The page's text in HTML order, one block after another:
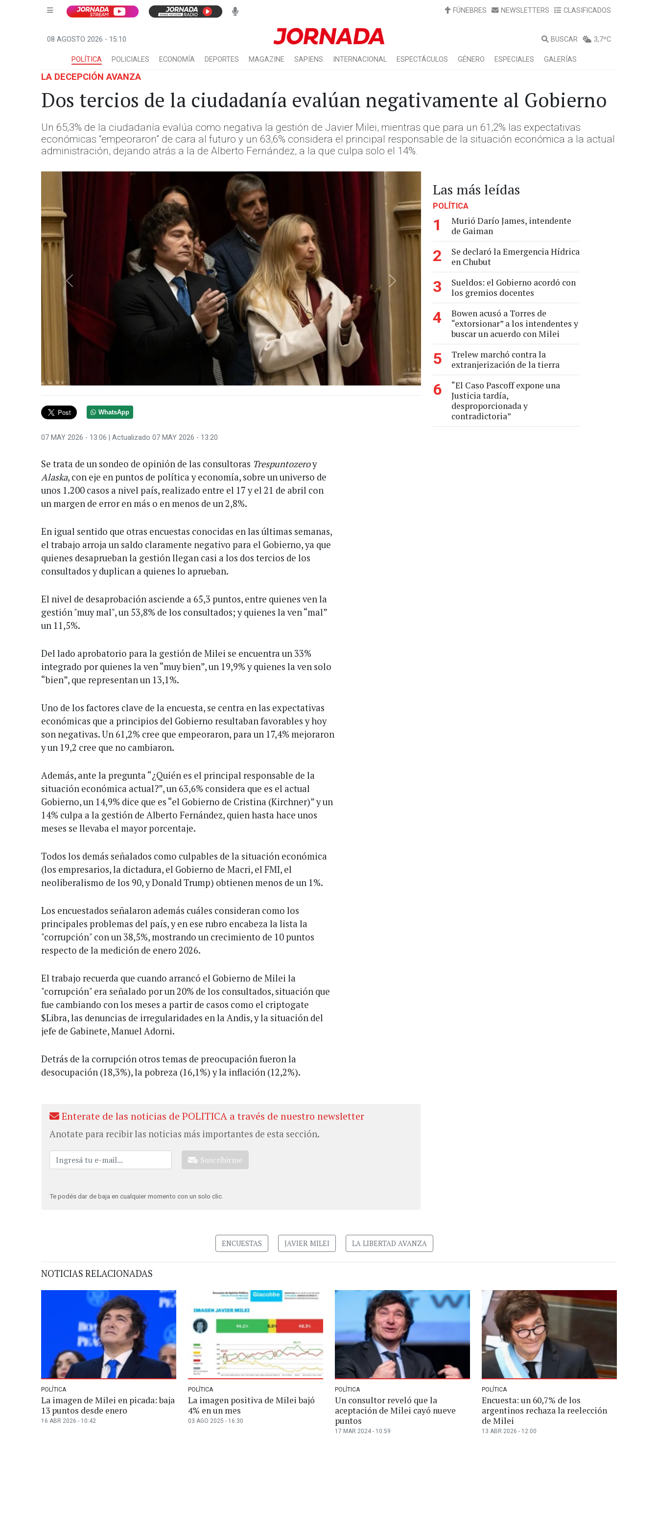
FÚNEBRES NEWSLETTERS CLASIFICADOS
08 AGOSTO 2026 - 15:10 BUSCAR 3,7ºC
POLÍTICA POLICIALES ECONOMÍA DEPORTES MAGAZINE SAPIENS INTERNACIONAL ESPECTÁCULOS GÉNERO ESPECIALES GALERÍAS
LA DECEPCIÓN AVANZA
Dos tercios de la ciudadanía evalúan negativamente al Gobierno
Un 65,3% de la ciudadanía evalúa como negativa la gestión de Javier Milei, mientras que para un 61,2% las expectativas
económicas “empeoraron” de cara al futuro y un 63,6% considera el principal responsable de la situación económica a la actual
administración, dejando atrás a la de Alberto Fernández, a la que culpa solo el 14%.
Anterior Siguiente
WhatsApp
07 MAY 2026 - 13:06 | Actualizado 07 MAY 2026 - 13:20
Se trata de un sondeo de opinión de las consultoras Trespuntozeroy
Alaska, con eje en puntos de política y economía, sobre un universo de
unos 1.200 casos a nivel país, realizado entre el 17 y el 21 de abril con
un margen de error en más o en menos de un 2,8%.
En igual sentido que otras encuestas conocidas en las últimas semanas,
el trabajo arroja un saldo claramente negativo para el Gobierno, ya que
quienes desaprueban la gestión llegan casi a los dos tercios de los
consultados y duplican a quienes lo aprueban.
El nivel de desaprobación asciende a 65,3 puntos, entre quienes ven la
gestión "muy mal", un 53,8% de los consultados; y quienes la ven “mal”
un 11,5%.
Del lado aprobatorio para la gestión de Milei se encuentra un 33%
integrado por quienes la ven “muy bien”, un 19,9% y quienes la ven solo
“bien”, que representan un 13,1%.
Uno de los factores clave de la encuesta, se centra en las expectativas
económicas que a principios del Gobierno resultaban favorables y hoy
son negativas. Un 61,2% cree que empeoraron, para un 17,4% mejoraron
y un 19,2 cree que no cambiaron.
Además, ante la pregunta “¿Quién es el principal responsable de la
situación económica actual?”, un 63,6% considera que es el actual
Gobierno, un 14,9% dice que es “el Gobierno de Cristina (Kirchner)” y un
14% culpa a la gestión de Alberto Fernández, quien hasta hace unos
meses se llevaba el mayor porcentaje.
Todos los demás señalados como culpables de la situación económica
(los empresarios, la dictadura, el Gobierno de Macri, el FMI, el
neoliberalismo de los 90, y Donald Trump) obtienen menos de un 1%.
Los encuestados señalaron además cuáles consideran como los
principales problemas del país, y en ese rubro encabeza la lista la
"corrupción" con un 38,5%, mostrando un crecimiento de 10 puntos
respecto de la medición de enero 2026.
El trabajo recuerda que cuando arrancó el Gobierno de Milei la
"corrupción" era señalado por un 20% de los consultados, situación que
fue cambiando con los meses a partir de casos como el criptogate
$Libra, las denuncias de irregularidades en la Andis, y la situación del
jefe de Gabinete, Manuel Adorni.
Detrás de la corrupción otros temas de preocupación fueron la
desocupación (18,3%), la pobreza (16,1%) y la inflación (12,2%).
Enterate de las noticias de POLITICA a través de nuestro newsletter
Anotate para recibir las noticias más importantes de esta sección.
Suscribirme
Te podés dar de baja en cualquier momento con un solo clic.
Las más leídas
POLÍTICA
1
Murió Darío James, intendente
de Gaiman
2
Se declaró la Emergencia Hídrica
en Chubut
3
Sueldos: el Gobierno acordó con
los gremios docentes
4
Bowen acusó a Torres de
“extorsionar” a los intendentes y
buscar un acuerdo con Milei
5
Trelew marchó contra la
extranjerización de la tierra
6
“El Caso Pascoff expone una
Justicia tardía,
desproporcionada y
contradictoria”
ENCUESTAS JAVIER MILEI LA LIBERTAD AVANZA
NOTICIAS RELACIONADAS
POLÍTICA
La imagen de Milei en picada: baja
13 puntos desde enero
16 ABR 2026 - 10:42
POLÍTICA
La imagen positiva de Milei bajó
4% en un mes
03 AGO 2025 - 16:30
POLÍTICA
Un consultor reveló que la
aceptación de Milei cayó nueve
puntos
17 MAR 2024 - 10:59
POLÍTICA
Encuesta: un 60,7% de los
argentinos rechaza la reelección
de Milei
13 ABR 2026 - 12:00